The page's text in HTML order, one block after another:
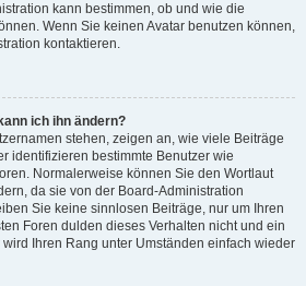
kann bestimmen, ob und wie die
Wenn Sie keinen Avatar benutzen können,
kontaktieren.
ich ihn ändern?
stehen, zeigen an, wie viele Beiträge
identifizieren bestimmte Benutzer wie
Normalerweise können Sie den Wortlaut
da sie von der Board-Administration
Sie keine sinnlosen Beiträge, nur um Ihren
Foren dulden dieses Verhalten nicht und ein
Ihren Rang unter Umständen einfach wieder